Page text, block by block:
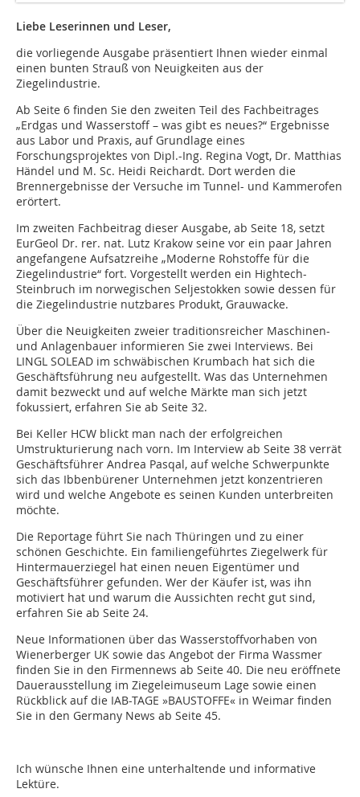
Liebe Leserinnen und Leser,
die vorliegende Ausgabe präsentiert Ihnen wieder einmal
einen bunten Strauß von Neuigkeiten aus der
Ziegelindustrie.
Ab Seite 6 finden Sie den zweiten Teil des Fachbeitrages
„Erdgas und Wasserstoff – was gibt es neues?“ Ergebnisse
aus Labor und Praxis, auf Grundlage eines
Forschungsprojektes von Dipl.-Ing. Regina Vogt, Dr. Matthias
Händel und M. Sc. Heidi Reichardt. Dort werden die
Brennergebnisse der Versuche im Tunnel- und Kammerofen
erörtert.
Im zweiten Fachbeitrag dieser Ausgabe, ab Seite 18, setzt
EurGeol Dr. rer. nat. Lutz Krakow seine vor ein paar Jahren
angefangene Aufsatzreihe „Moderne Rohstoffe für die
Ziegelindustrie“ fort. Vorgestellt werden ein Hightech-
Steinbruch im norwegischen Seljestokken sowie dessen für
die Ziegelindustrie nutzbares Produkt, Grauwacke.
Über die Neuigkeiten zweier traditionsreicher Maschinen-
und Anlagenbauer informieren Sie zwei Interviews. Bei
LINGL SOLEAD im schwäbischen Krumbach hat sich die
Geschäftsführung neu aufgestellt. Was das Unternehmen
damit bezweckt und auf welche Märkte man sich jetzt
fokussiert, erfahren Sie ab Seite 32.
Bei Keller HCW blickt man nach der erfolgreichen
Umstrukturierung nach vorn. Im Interview ab Seite 38 verrät
Geschäftsführer Andrea Pasqal, auf welche Schwerpunkte
sich das Ibbenbürener Unternehmen jetzt konzentrieren
wird und welche Angebote es seinen Kunden unterbreiten
möchte.
Die Reportage führt Sie nach Thüringen und zu einer
schönen Geschichte. Ein familiengeführtes Ziegelwerk für
Hintermauerziegel hat einen neuen Eigentümer und
Geschäftsführer gefunden. Wer der Käufer ist, was ihn
motiviert hat und warum die Aussichten recht gut sind,
erfahren Sie ab Seite 24.
Neue Informationen über das Wasserstoffvorhaben von
Wienerberger UK sowie das Angebot der Firma Wassmer
finden Sie in den Firmennews ab Seite 40. Die neu eröffnete
Dauerausstellung im Ziegeleimuseum Lage sowie einen
Rückblick auf die IAB-TAGE »BAUSTOFFE« in Weimar finden
Sie in den Germany News ab Seite 45.
Ich wünsche Ihnen eine unterhaltende und informative
Lektüre.